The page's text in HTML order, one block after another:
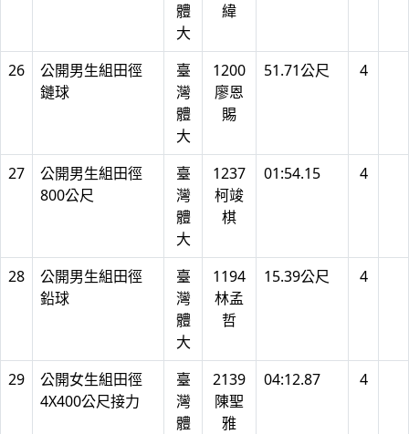
體
大
緯
26
公開男生組田徑
鏈球
臺
灣
體
大
1200
廖恩
賜
51.71公尺 4
27
公開男生組田徑
800公尺
臺
灣
體
大
1237
柯竣
棋
01:54.15 4
28
公開男生組田徑
鉛球
臺
灣
體
大
1194
林孟
哲
15.39公尺 4
29
公開女生組田徑
4X400公尺接力
臺
灣
體
2139
陳聖
雅
04:12.87 4